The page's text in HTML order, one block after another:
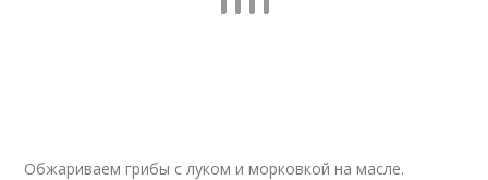
Обжариваем грибы с луком и морковкой на масле.